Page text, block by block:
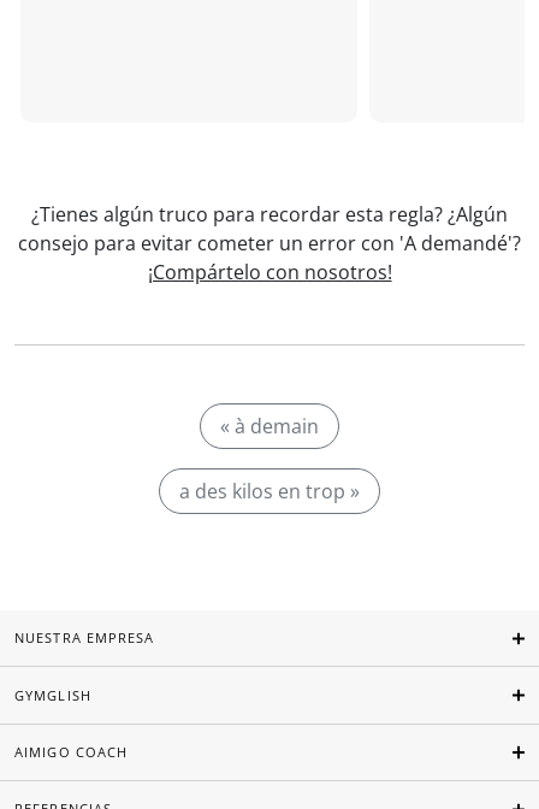
¿Tienes algún truco para recordar esta regla? ¿Algún
consejo para evitar cometer un error con 'A demandé'?
¡Compártelo con nosotros!
« à demain
a des kilos en trop »
NUESTRA EMPRESA
GYMGLISH
AIMIGO COACH